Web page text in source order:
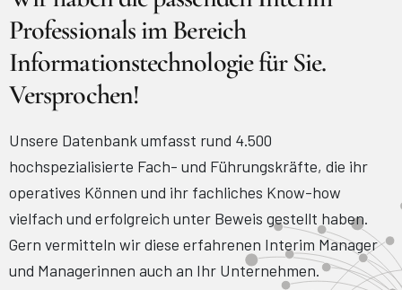
Professionals im Bereich
Informationstechnologie für Sie.
Versprochen!
Unsere Datenbank umfasst rund 4.500
hochspezialisierte Fach- und Führungskräfte, die ihr
operatives Können und ihr fachliches Know-how
vielfach und erfolgreich unter Beweis gestellt haben.
Gern vermitteln wir diese erfahrenen Interim Manager
und Managerinnen auch an Ihr Unternehmen.